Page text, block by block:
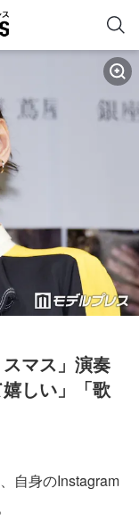
マス」演奏
しい」「歌
自身のInstagram